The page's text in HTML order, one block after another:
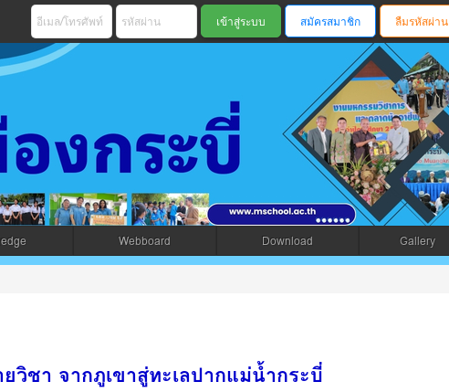
สมัครสมาชิก ลืมรหัสผ่าน
ะบี่ สพม ตรัง
Webboard Download Gallery
ยวิชา จากภูเขาสู่ทะเลปากแม่น้ำกระบี่